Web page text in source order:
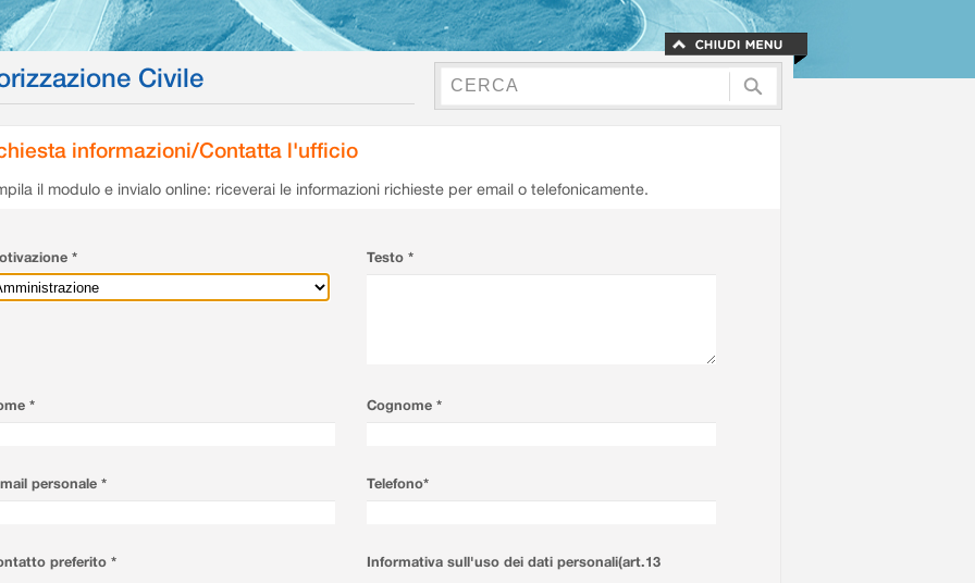
Civile
informazioni/Contatta l'ufficio
il modulo e invialo online: riceverai le informazioni richieste per email o telefonicamente.
* Testo *
* Cognome *
personale * Telefono*
preferito *
Informativa sull'uso dei dati personali(art.13